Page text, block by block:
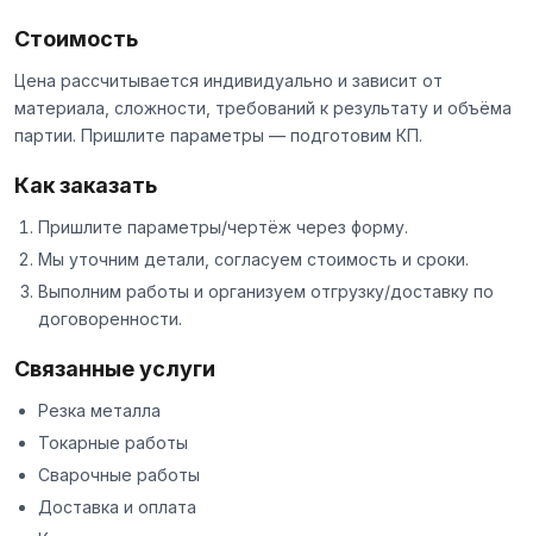
Стоимость
Цена рассчитывается индивидуально и зависит от
материала, сложности, требований к результату и объёма
партии. Пришлите параметры — подготовим КП.
Как заказать
Пришлите параметры/чертёж через форму.
Мы уточним детали, согласуем стоимость и сроки.
Выполним работы и организуем отгрузку/доставку по
договоренности.
Связанные услуги
Резка металла
Токарные работы
Сварочные работы
Доставка и оплата